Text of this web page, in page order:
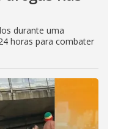
durante uma
horas para combater